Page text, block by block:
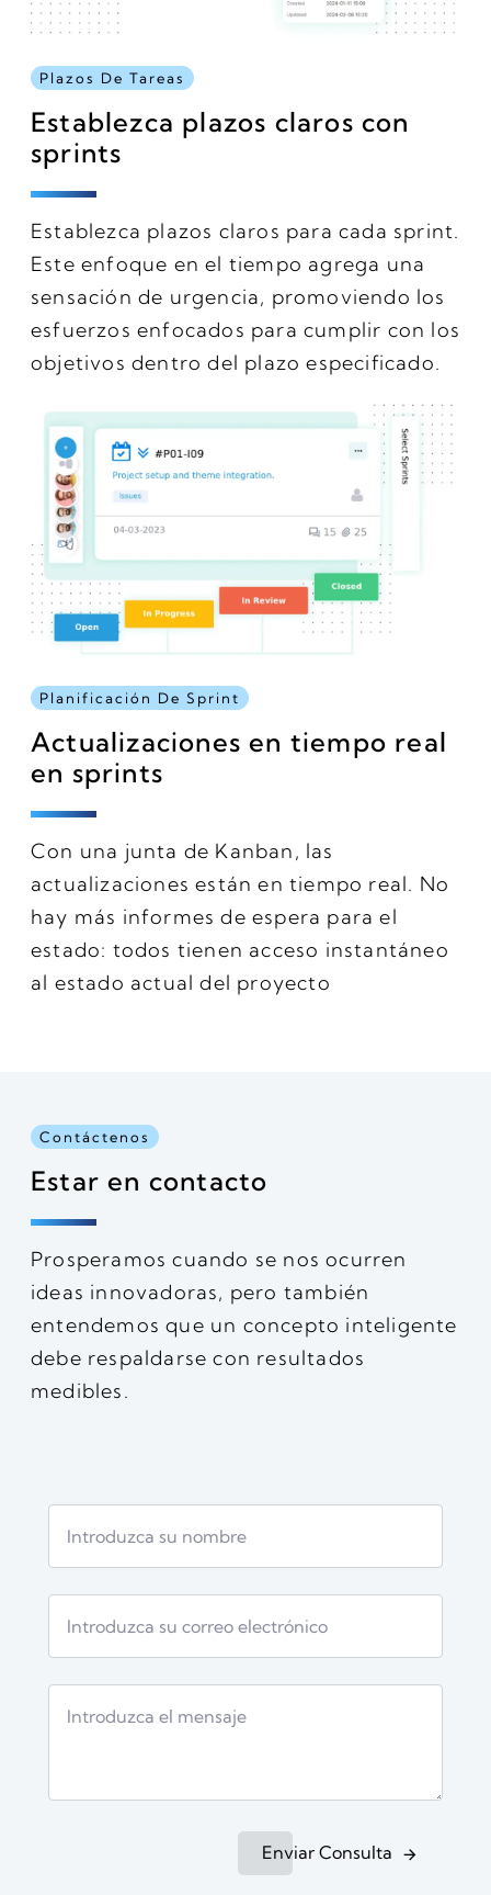
Plazos De Tareas
Establezca plazos claros con
sprints
Establezca plazos claros para cada sprint.
Este enfoque en el tiempo agrega una
sensación de urgencia, promoviendo los
esfuerzos enfocados para cumplir con los
objetivos dentro del plazo especificado.
Planificación De Sprint
Actualizaciones en tiempo real
en sprints
Con una junta de Kanban, las
actualizaciones están en tiempo real. No
hay más informes de espera para el
estado: todos tienen acceso instantáneo
al estado actual del proyecto
Contáctenos
Estar en contacto
Prosperamos cuando se nos ocurren
ideas innovadoras, pero también
entendemos que un concepto inteligente
debe respaldarse con resultados
medibles.
Enviar Consulta